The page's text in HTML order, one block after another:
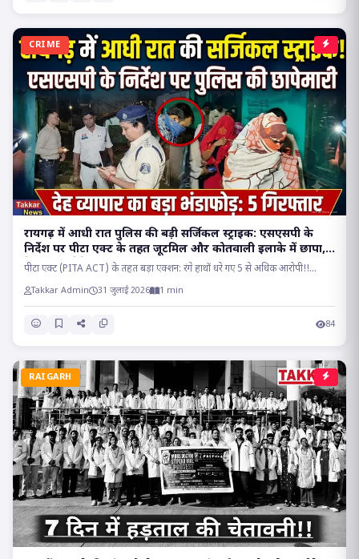
CRIME
रायगढ़ में आधी रात पुलिस की बड़ी सर्जिकल स्ट्राइक: एसएसपी के
निर्देश पर पीटा एक्ट के तहत जूटमिल और कोतवाली इलाके में छापा,
देह व्यापार रैकेट का भंडाफोड़!!
पीटा एक्ट (PITA ACT) के तहत बड़ा एक्शन: रंगे हाथों धरे गए 5 से अधिक आरोपी!!...
Takkar Admin 31 जुलाई 2026 1 min
84
RAIGARH